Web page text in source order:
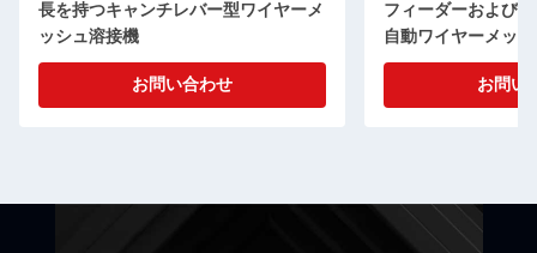
長を持つキャンチレバー型ワイヤーメ
ッシュ溶接機
お問い合わせ
フィーダーおよび
自動ワイヤーメッ
お問い